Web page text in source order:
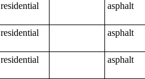
residential asphalt
residential asphalt
residential asphalt